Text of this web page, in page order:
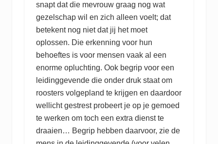
snapt dat die mevrouw graag nog wat
gezelschap wil en zich alleen voelt; dat
betekent nog niet dat jij het moet
oplossen. Die erkenning voor hun
behoeftes is voor mensen vaak al een
enorme opluchting. Ook begrip voor een
leidinggevende die onder druk staat om
roosters volgepland te krijgen en daardoor
wellicht gestrest probeert je op je gemoed
te werken om toch een extra dienst te
draaien… Begrip hebben daarvoor, zie de